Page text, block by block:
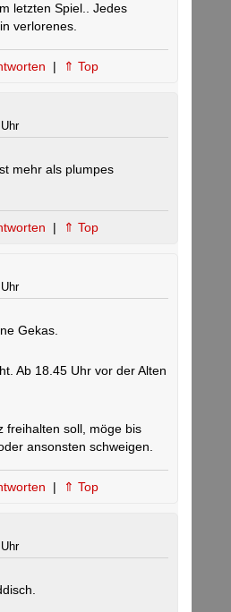
letzten Spiel.. Jedes
verlorenes.
| ⇑ Top
mehr als plumpes
| ⇑ Top
Gekas.
Ab 18.45 Uhr vor der Alten
freihalten soll, möge bis
ansonsten schweigen.
| ⇑ Top